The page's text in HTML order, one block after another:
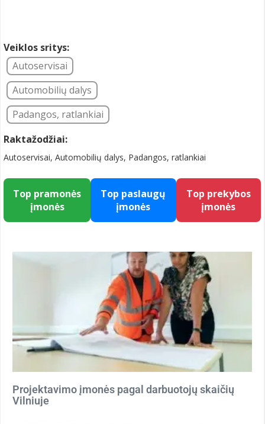
Veiklos sritys:
Autoservisai
Automobilių dalys
Padangos, ratlankiai
Raktažodžiai:
Autoservisai, Automobilių dalys, Padangos, ratlankiai
Top pramonės
įmonės
Top paslaugų
įmonės
Top prekybos
įmonės
Projektavimo įmonės pagal darbuotojų skaičių
Vilniuje